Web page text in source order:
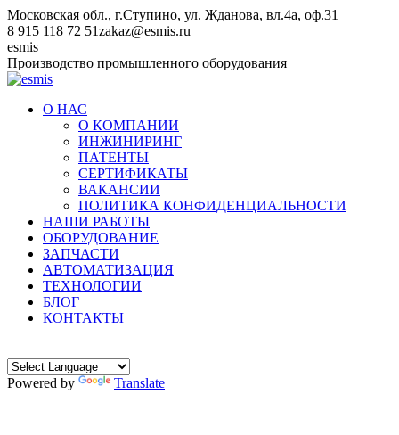
Перейти
к
содержанию
Московская обл., г.Ступино, ул. Жданова, вл.4а, оф.31
8 915 118 72 51zakaz@esmis.ru
Вконтакте
esmis
Производство промышленного оборудования
О НАС
О КОМПАНИИ
ИНЖИНИРИНГ
ПАТЕНТЫ
СЕРТИФИКАТЫ
ВАКАНСИИ
ПОЛИТИКА КОНФИДЕНЦИАЛЬНОСТИ
НАШИ РАБОТЫ
ОБОРУДОВАНИЕ
ЗАПЧАСТИ
АВТОМАТИЗАЦИЯ
ТЕХНОЛОГИИ
БЛОГ
КОНТАКТЫ
Powered by Translate